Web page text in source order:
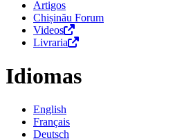
Artigos
Chișinău Forum
Videos
Livraria
Idiomas
English
Français
Deutsch